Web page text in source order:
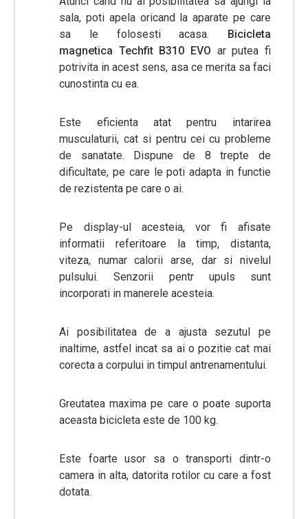
sala, poti apela oricand la aparate pe care
sa le folosesti acasa. Bicicleta
magnetica Techfit B310 EVO ar putea fi
potrivita in acest sens, asa ce merita sa faci
cunostinta cu ea.
Este eficienta atat pentru intarirea
musculaturii, cat si pentru cei cu probleme
de sanatate. Dispune de 8 trepte de
dificultate, pe care le poti adapta in functie
de rezistenta pe care o ai.
Pe display-ul acesteia, vor fi afisate
informatii referitoare la timp, distanta,
viteza, numar calorii arse, dar si nivelul
pulsului. Senzorii pentr upuls sunt
incorporati in manerele acesteia.
Ai posibilitatea de a ajusta sezutul pe
inaltime, astfel incat sa ai o pozitie cat mai
corecta a corpului in timpul antrenamentului.
Greutatea maxima pe care o poate suporta
aceasta bicicleta este de 100 kg.
Este foarte usor sa o transporti dintr-o
camera in alta, datorita rotilor cu care a fost
dotata.